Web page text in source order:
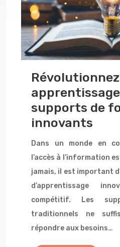
supports de
innovants
Dans un monde en
l’accès à l’information
jamais, il est important
d’apprentissage
compétitif. Les
traditionnels ne
répondre aux besoins…